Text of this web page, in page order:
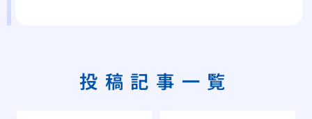
投稿記事一覧